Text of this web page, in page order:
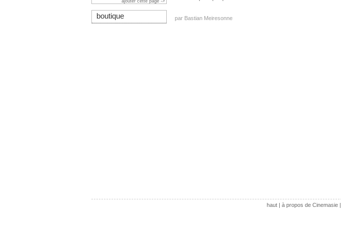
par Bastian Meiresonne
ajouter cette page ->
boutique
haut| à propos de Cinemasie|